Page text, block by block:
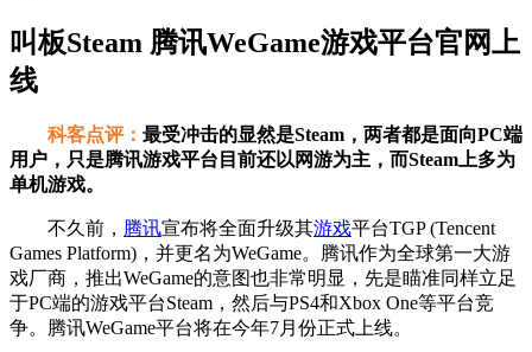
叫板Steam 腾讯WeGame游戏平台官网上
线
科客点评： 最受冲击的显然是Steam，两者都是面向PC端
用户，只是腾讯游戏平台目前还以网游为主，而Steam上多为
单机游戏。
不久前， 腾讯宣布将全面升级其游戏平台TGP (Tencent
Games Platform)，并更名为WeGame。腾讯作为全球第一大游
戏厂商，推出WeGame的意图也非常明显，先是瞄准同样立足
于PC端的游戏平台Steam，然后与PS4和Xbox One等平台竞
争。腾讯WeGame平台将在今年7月份正式上线。